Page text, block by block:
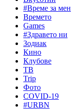
#Време за мен
Времето
Games
#Здравето ни
Зодиак
Кино
Клубове
ТВ
Trip
Фото
COVID-19
#URBN